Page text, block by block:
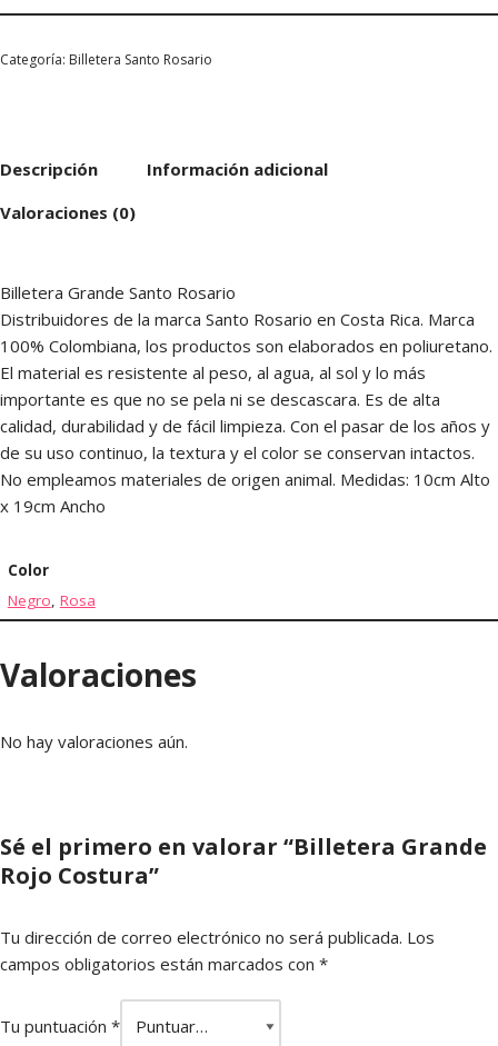
Categoría: Billetera Santo Rosario
Descripción
Información adicional
Valoraciones (0)
Billetera Grande Santo Rosario
Distribuidores de la marca Santo Rosario en Costa Rica. Marca
100% Colombiana, los productos son elaborados en poliuretano.
El material es resistente al peso, al agua, al sol y lo más
importante es que no se pela ni se descascara. Es de alta
calidad, durabilidad y de fácil limpieza. Con el pasar de los años y
de su uso continuo, la textura y el color se conservan intactos.
No empleamos materiales de origen animal. Medidas: 10cm Alto
x 19cm Ancho
Color
Negro, Rosa
Valoraciones
No hay valoraciones aún.
Sé el primero en valorar “Billetera Grande
Rojo Costura”
Tu dirección de correo electrónico no será publicada. Los
campos obligatorios están marcados con *
Tu puntuación *